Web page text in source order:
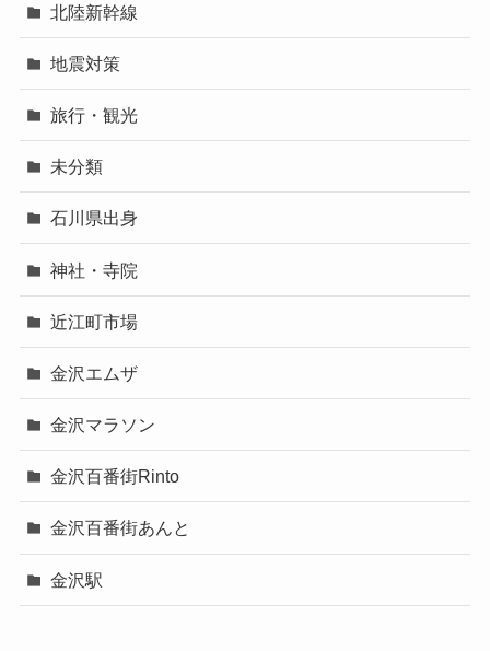
北陸新幹線
地震対策
旅行・観光
未分類
石川県出身
神社・寺院
近江町市場
金沢エムザ
金沢マラソン
金沢百番街Rinto
金沢百番街あんと
金沢駅